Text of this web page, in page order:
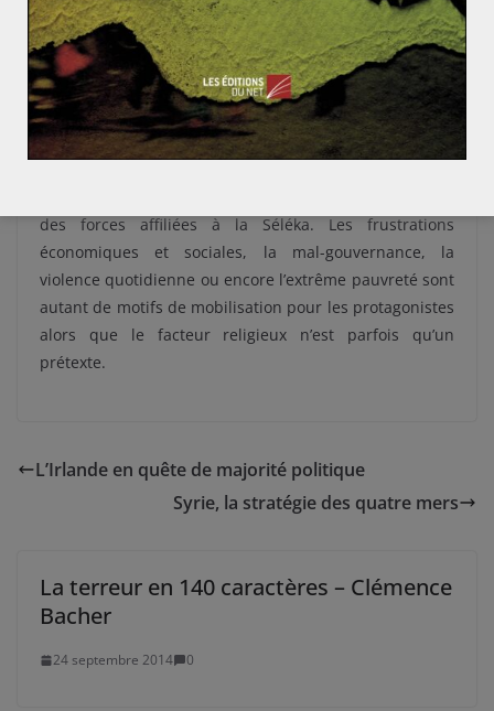
religieux, initialement peu présent. Le groupe désigné
sous le terme d’anti-balaka réunit à l’origine des
groupes d’autodéfense villageoises contre les coupeurs
de route. Ce n’est que dans un second temps que ces
milices vont former des milices pro-Bozizé et basculer
dans l’intolérance religieuse pour certaines. De la
des forces affiliées à la Séléka. Les frustrations
économiques et sociales, la mal-gouvernance, la
violence quotidienne ou encore l’extrême pauvreté sont
autant de motifs de mobilisation pour les protagonistes
alors que le facteur religieux n’est parfois qu’un
prétexte.
L’Irlande en quête de majorité politique
Syrie, la stratégie des quatre mers
La terreur en 140 caractères – Clémence
Bacher
24 septembre 2014 0